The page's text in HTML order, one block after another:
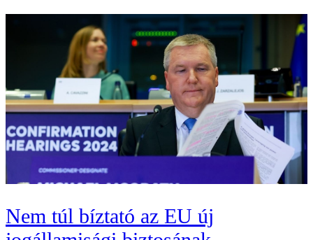
Nem túl bíztató az EU új